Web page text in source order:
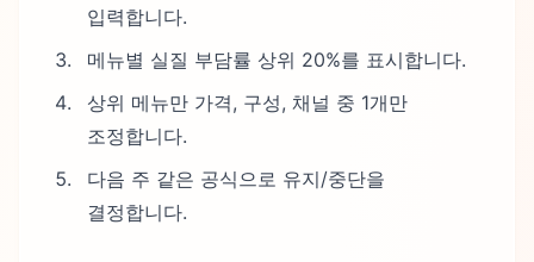
입력합니다.
메뉴별 실질 부담률 상위 20%를 표시합니다.
상위 메뉴만 가격, 구성, 채널 중 1개만
조정합니다.
다음 주 같은 공식으로 유지/중단을
결정합니다.